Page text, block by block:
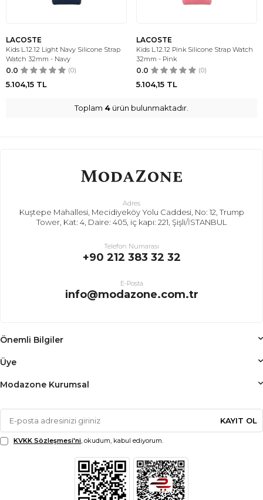
LACOSTE
Kids L.12.12 Light Navy Silicone Strap
Watch 32mm - Navy
0.0 (0)
5.104,15 TL
LACOSTE
Kids L.12.12 Pink Silicone Strap Watch
32mm - Pink
0.0 (0)
5.104,15 TL
Toplam 4 ürün bulunmaktadır.
Adres
Kuştepe Mahallesi, Mecidiyeköy Yolu Caddesi, No: 12, Trump
Tower, Kat: 4, Daire: 405, iç kapı: 221, Şişli/İSTANBUL
Telefon Numarası
+90 212 383 32 32
E-Posta
info@modazone.com.tr
Önemli Bilgiler
Üye
Modazone Kurumsal
KAYIT OL
KVKK Sözleşmesi'ni, okudum, kabul ediyorum.